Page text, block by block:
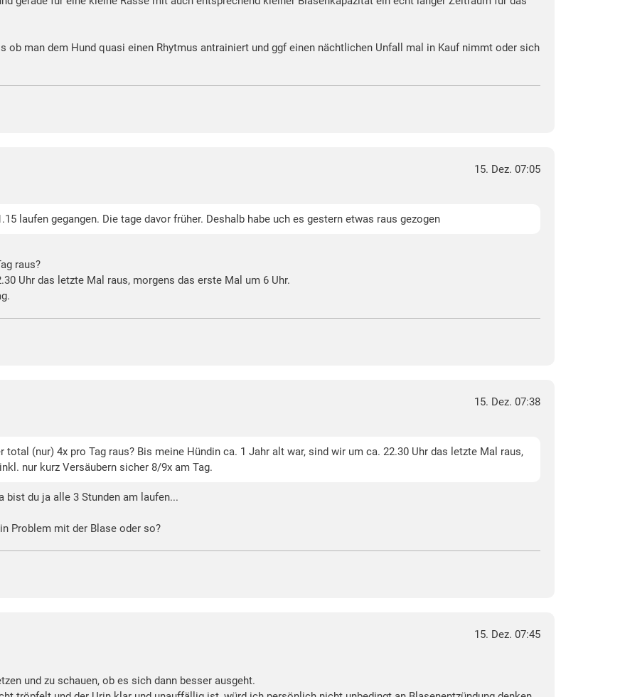
man dem Hund quasi einen Rhytmus antrainiert und ggf einen nächtlichen Unfall mal in Kauf nimmt oder sich
15. Dez. 07:05
laufen gegangen. Die tage davor früher. Deshalb habe uch es gestern etwas raus gezogen
raus?
Uhr das letzte Mal raus, morgens das erste Mal um 6 Uhr.
15. Dez. 07:38
total (nur) 4x pro Tag raus? Bis meine Hündin ca. 1 Jahr alt war, sind wir um ca. 22.30 Uhr das letzte Mal raus,
nur kurz Versäubern sicher 8/9x am Tag.
bist du ja alle 3 Stunden am laufen...
Problem mit der Blase oder so?
15. Dez. 07:45
und zu schauen, ob es sich dann besser ausgeht.